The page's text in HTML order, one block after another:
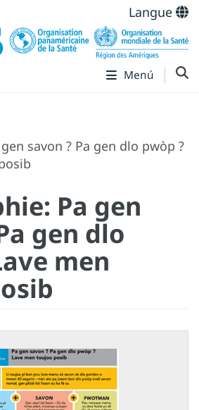
Langue
Menú
savon ? Pa gen dlo pwòp ?
Pa gen
gen dlo
men